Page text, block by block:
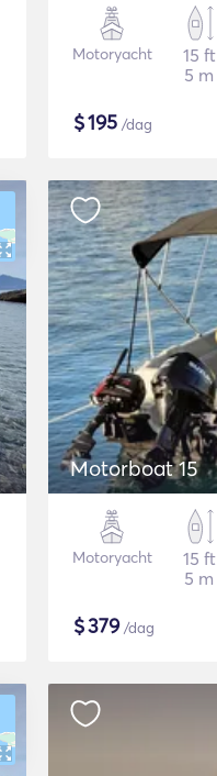
Motoryacht
15 ft
5 m
$195 /dag
Motorboat 15
Motoryacht
15 ft
5 m
$379/dag